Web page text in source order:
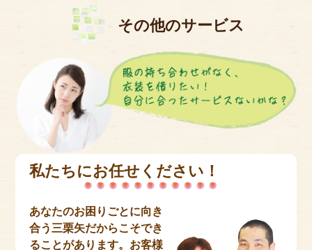
その他のサービス
私たちにお任せください！
あなたのお困りごとに向き
合う三栗矢だからこそでき
ることがあります。 お客様